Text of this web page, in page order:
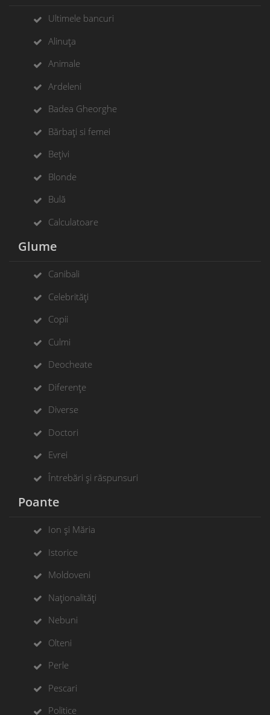
Ultimele bancuri
Alinuța
Animale
Ardeleni
Badea Gheorghe
Bărbați si femei
Bețivi
Blonde
Bulă
Calculatoare
Glume
Canibali
Celebrități
Copii
Culmi
Deocheate
Diferențe
Diverse
Doctori
Evrei
Întrebări și răspunsuri
Poante
Ion și Măria
Istorice
Moldoveni
Naționalități
Nebuni
Olteni
Perle
Pescari
Politice